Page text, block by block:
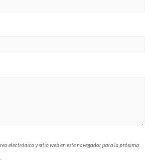
electrónico y sitio web en este navegador para la próxima